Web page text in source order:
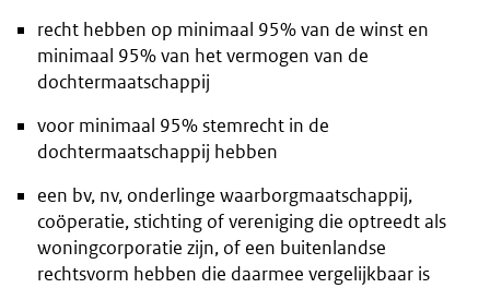
recht hebben op minimaal 95% van de winst en
minimaal 95% van het vermogen van de
dochtermaatschappij
voor minimaal 95% stemrecht in de
dochtermaatschappij hebben
een bv, nv, onderlinge waarborgmaatschappij,
coöperatie, stichting of vereniging die optreedt als
woningcorporatie zijn, of een buitenlandse
rechtsvorm hebben die daarmee vergelijkbaar is